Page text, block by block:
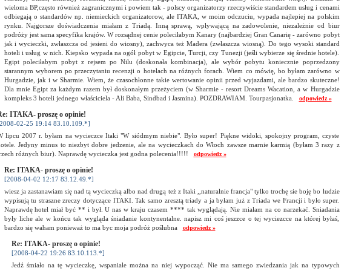
wieloma BP,często również zagranicznymi i powiem tak - polscy organizatorzy rzeczywiście standardem usług i cenami
odbiegają o standardów np. niemieckich organizatorow, ale ITAKA, w moim odczuciu, wypada najlepiej na polskim
rynku. Najgorsze doświadczenia miałam z Triadą. Inną sprawą, wpływającą na zadowolenie, niezależnie od biur
podróży jest sama specyfika krajów. W rozsądnej cenie poleciłabym Kanary (najbardziej Gran Canarię - zarówno pobyt
jak i wycieczki, zwłaszcza od jesieni do wiosny), zachwyca też Madera (zwłaszcza wiosną). Do tego wysoki standard
hoteli i usług w nich. Kiepsko wypada na ogół pobyt w Egipcie, Turcji, czy Tunezji (jeśli wybierze się średnie hotele).
Egipt poleciłabym pobyt z rejsem po Nilu (doskonała kombinacja), ale wybór pobytu koniecznie poprzedzony
starannym wyborem po przeczytaniu recenzji o hotelach na różnych forach. Wiem co mówię, bo byłam zarówno w
Hurgadzie, jak i w Sharmie. Wiem, że czasochłonne takie wertowanie opinii przed wyjazdami, ale bardzo skuteczne!
Dla mnie Egipt za każdym razem był doskonałym przeżyciem (w Sharmie - resort Dreams Wacation, a w Hurgadzie
kompleks 3 hoteli jednego właściciela - Ali Baba, Sindbad i Jasmina). POZDRAWIAM. Tourpasjonatka. odpowiedz »
ITAKA- proszę o opinie!
02-25 19:14 83.10.109.*]
lipcu 2007 r. byłam na wycieczce Itaki "W siódmym niebie". Było super! Piękne widoki, spokojny program, czyste
Jedyny minus to niezbyt dobre jedzenie, ale na wycieczkach do Włoch zawsze marnie karmią (byłam 3 razy z
różnych biur). Naprawdę wycieczka jest godna polecenia!!!!! odpowiedz »
Re: ITAKA- proszę o opinie!
[2008-04-02 12:17 83.12.49.*]
wiesz ja zastanawiam się nad tą wycieczką albo nad drugą też z Itaki ,,naturalnie francja" tylko trochę sie boję bo ludzie
wypisują tu straszne zreczy dotyczące ITAKI. Tak samo zresztą triady a ja byłam już z Triada we Francji i było super.
Naprawdę hotel miał być ** i był. U nas w kraju czasem **** tak wyglądają. Nie miałam na co narzekać. Sniadania
były liche ale w końcu tak wygląda śniadanie kontynentalne. napisz mi coś jeszzce o tej wyciezcce na której byłaś,
bardzo się waham ponieważ to ma byc moja podróż poślubna odpowiedz »
Re: ITAKA- proszę o opinie!
[2008-04-22 19:26 83.10.113.*]
Jedź śmiało na tę wycieczkę, wspaniale można na niej wypocząć. Nie ma samego zwiedzania jak na typowych